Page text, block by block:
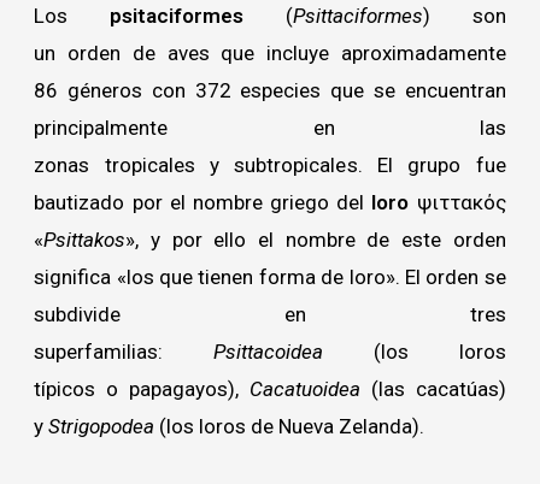
Los psitaciformes (Psittaciformes) son
un orden de aves que incluye aproximadamente
86 géneros con 372 especies que se encuentran
principalmente en las
zonas tropicales y subtropicales. El grupo fue
bautizado por el nombre griego del loro ψιττακός
«Psittakos», y por ello el nombre de este orden
significa «los que tienen forma de loro». El orden se
subdivide en tres
superfamilias:Psittacoidea (los loros
típicos o papagayos), Cacatuoidea (las cacatúas)
yStrigopodea (los loros de Nueva Zelanda).